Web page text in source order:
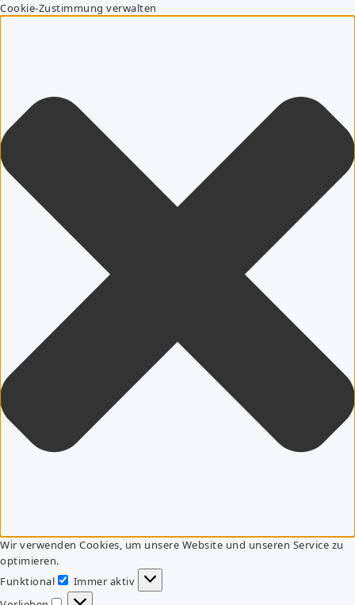
Cookie-Zustimmung verwalten
Wir verwenden Cookies, um unsere Website und unseren Service zu
optimieren.
Funktional
Funktional
Immer aktiv